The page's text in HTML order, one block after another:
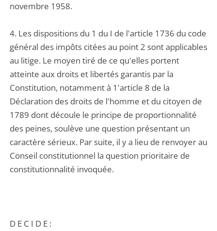
novembre 1958.
4. Les dispositions du 1 du I de l'article 1736 du code
général des impôts citées au point 2 sont applicables
au litige. Le moyen tiré de ce qu'elles portent
atteinte aux droits et libertés garantis par la
Constitution, notamment à 1'article 8 de la
Déclaration des droits de l'homme et du citoyen de
1789 dont découle le principe de proportionnalité
des peines, soulève une question présentant un
caractère sérieux. Par suite, il y a lieu de renvoyer au
Conseil constitutionnel la question prioritaire de
constitutionnalité invoquée.
D E C I D E :